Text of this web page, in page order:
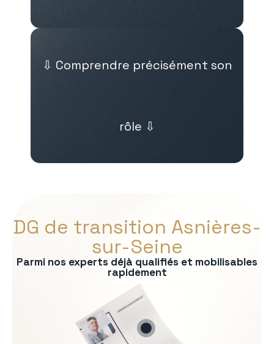
⇩ Comprendre précisément son
rôle ⇩
DG de transition Asnières-
sur-Seine
Parmi nos experts déjà qualifiés et mobilisables
rapidement